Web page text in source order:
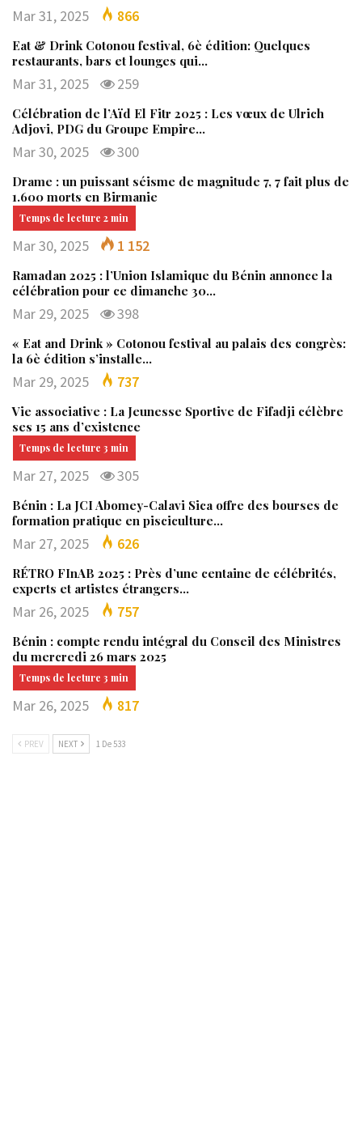
Mar 31, 2025 866
Eat & Drink Cotonou festival, 6è édition: Quelques
restaurants, bars et lounges qui…
Mar 31, 2025 259
Célébration de l’Aïd El Fitr 2025 : Les vœux de Ulrich
Adjovi, PDG du Groupe Empire…
Mar 30, 2025 300
Drame : un puissant séisme de magnitude 7, 7 fait plus de
1.600 morts en Birmanie
Mar 30, 2025 1 152
Ramadan 2025 : l’Union Islamique du Bénin annonce la
célébration pour ce dimanche 30…
Mar 29, 2025 398
« Eat and Drink » Cotonou festival au palais des congrès:
la 6è édition s’installe…
Mar 29, 2025 737
Vie associative : La Jeunesse Sportive de Fifadji célèbre
ses 15 ans d’existence
Mar 27, 2025 305
Bénin : La JCI Abomey-Calavi Sica offre des bourses de
formation pratique en pisciculture…
Mar 27, 2025 626
RÉTRO FInAB 2025 : Près d’une centaine de célébrités,
experts et artistes étrangers…
Mar 26, 2025 757
Bénin : compte rendu intégral du Conseil des Ministres
du mercredi 26 mars 2025
Mar 26, 2025 817
PREV NEXT 1 De 533